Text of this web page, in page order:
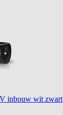
inbouw wit zwart